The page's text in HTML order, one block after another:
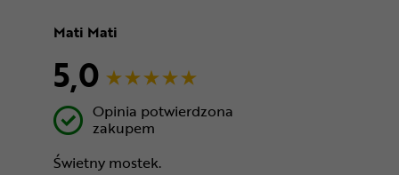
Mati Mati
5,0
Opinia potwierdzona
zakupem
Świetny mostek.